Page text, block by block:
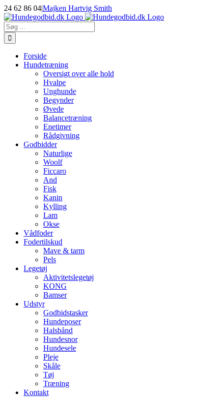
Skip
to
content
24 62 86 04|Majken Hartvig Smith
Facebook
Instagram
E-
mail
Søg
efter:
Forside
Hundetræning
Oversigt over alle hold
Hvalpe
Unghunde
Begynder
Øvede
Balancetræning
Enetimer
Rådgivning
Godbidder
Naturlige
Woolf
Ficcaro
And
Fisk
Kanin
Kylling
Lam
Okse
Vådfoder
Fodertilskud
Mave & tarm
Pels
Legetøj
Aktivitetslegetøj
KONG
Bamser
Udstyr
Godbidstasker
Hundeposer
Halsbånd
Hundesnor
Hundesele
Pleje
Skåle
Tøj
Træning
Kontakt